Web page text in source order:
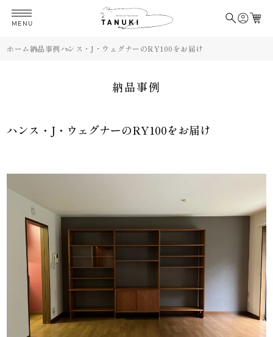
MENU
ホーム納品事例ハンス・J・ウェグナーのRY100をお届け
納品事例
ハンス・J・ウェグナーのRY100をお届け